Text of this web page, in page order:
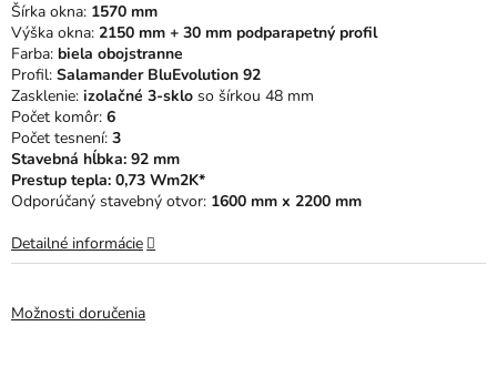
Možnosti doručenia
Šírka okna: 1570 mm
Výška okna: 2150 mm + 30 mm podparapetný profil
Farba: biela obojstranne
Profil: Salamander BluEvolution 92
Zasklenie: izolačné 3-sklo so šírkou 48 mm
Počet komôr: 6
Počet tesnení: 3
Stavebná hĺbka: 92 mm
Prestup tepla: 0,73 Wm2K*
Odporúčaný stavebný otvor: 1600 mm x 2200 mm
Detailné informácie